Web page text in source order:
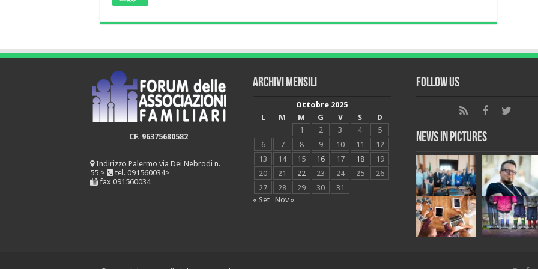
CF. 96375680582
Indirizzo Palermo via Dei Nebrodi n.
55 >
tel. 091560034>
fax 091560034
Archivi mensili
Ottobre 2025
L
M M G V S
D
1
2 3 4
5
6
7 8 9 10 11
12
13
14 15 16 17 18
19
20
21 22 23 24 25
26
27
28 29 30
31
« Set
Nov »
Follow Us
News in Pictures